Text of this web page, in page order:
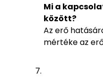
Mi a
között?
Az erő
mértéke az